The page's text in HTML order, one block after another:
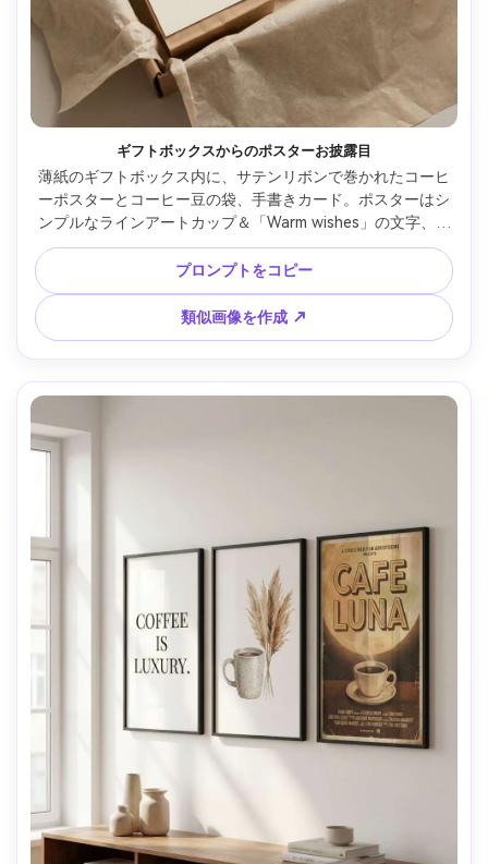
ギフトボックスからのポスターお披露目
薄紙のギフトボックス内に、サテンリボンで巻かれたコーヒ
ーポスターとコーヒー豆の袋、手書きカード。ポスターはシ
ンプルなラインアートカップ＆「Warm wishes」の文字、ソ
フトなニュートラルパレット、俯瞰構図、フォトリアル、高
解像度、ウォーターマークなし、85mmレンズ、浅い被写界
深度、やさしい映画風ライティング --ar 4:5
プロンプトをコピー
類似画像を作成 ↗